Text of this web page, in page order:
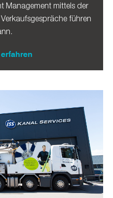
Management mittels der
führen